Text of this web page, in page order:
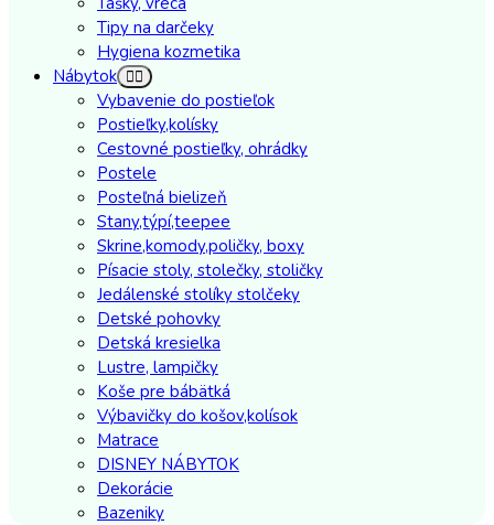
Tipy na darčeky
Hygiena kozmetika
Nábytok
Vybavenie do postieľok
Postieľky,kolísky
Cestovné postieľky, ohrádky
Postele
Posteľná bielizeň
Stany,týpí,teepee
Skrine,komody,poličky, boxy
Písacie stoly, stolečky, stoličky
Jedálenské stolíky stolčeky
Detské pohovky
Detská kresielka
Lustre, lampičky
Koše pre bábätká
Výbavičky do košov,kolísok
Matrace
DISNEY NÁBYTOK
Dekorácie
Bazeniky